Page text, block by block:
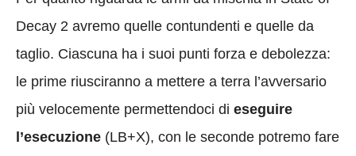
Decay 2 avremo quelle contundenti e quelle da
taglio. Ciascuna ha i suoi punti forza e debolezza:
le prime riusciranno a mettere a terra l’avversario
più velocemente permettendoci di eseguire
l’esecuzione (LB+X), con le seconde potremo fare